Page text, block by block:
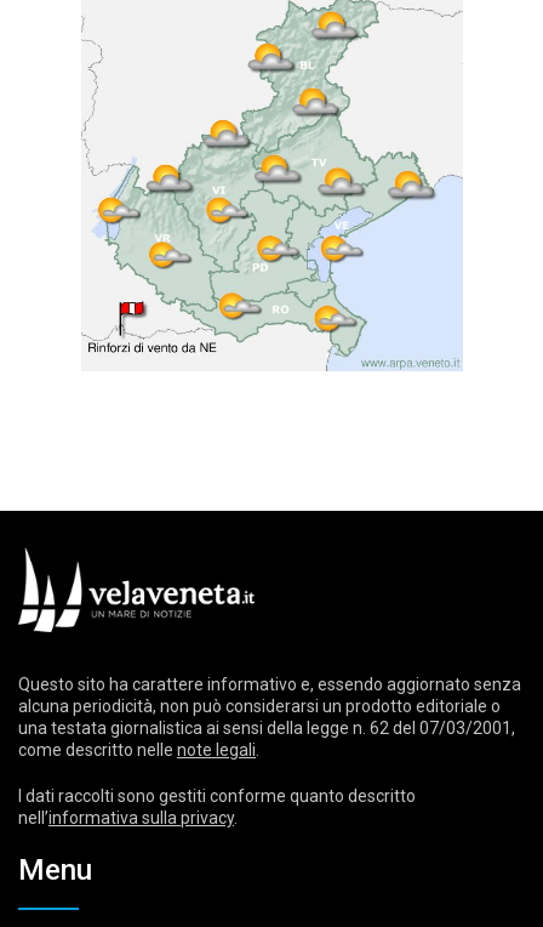
Questo sito ha carattere informativo e, essendo aggiornato senza
alcuna periodicità, non può considerarsi un prodotto editoriale o
una testata giornalistica ai sensi della legge n. 62 del 07/03/2001,
come descritto nelle note legali
I dati raccolti sono gestiti conforme quanto descritto
nell’informativa sulla privacy.
Menu